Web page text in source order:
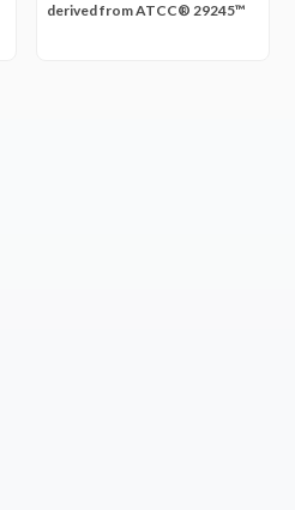
derived from ATCC® 29245™